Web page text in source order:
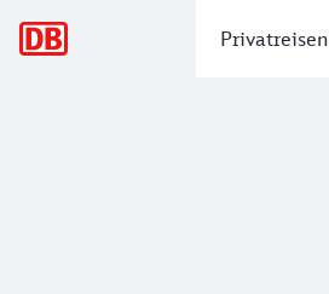
Privatreisen